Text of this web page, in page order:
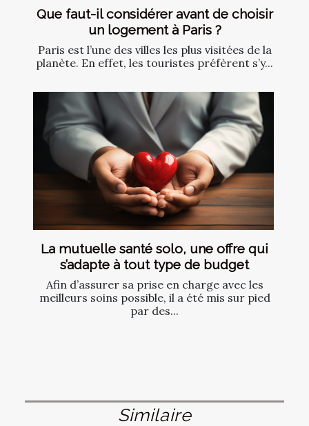
Que faut-il considérer avant de choisir
un logement à Paris ?
Paris est l’une des villes les plus visitées de la
planète. En effet, les touristes préfèrent s’y...
La mutuelle santé solo, une offre qui
s’adapte à tout type de budget
Afin d’assurer sa prise en charge avec les
meilleurs soins possible, il a été mis sur pied
par des...
Similaire